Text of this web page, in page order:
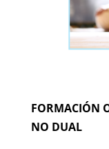
FORMACIÓN
NO DUAL